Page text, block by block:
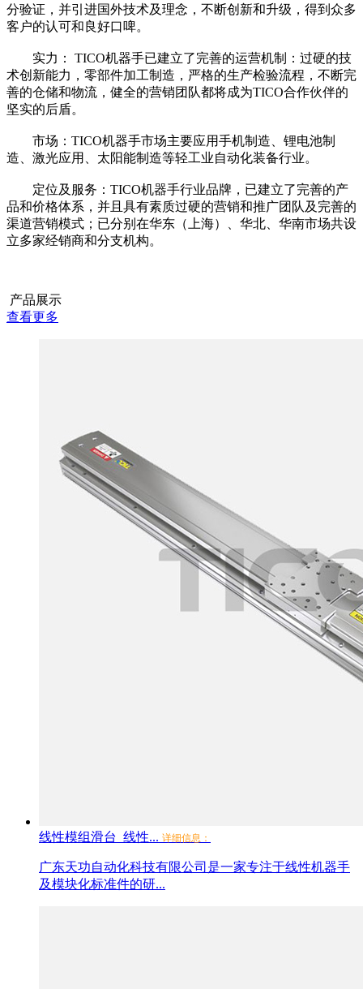
分验证，并引进国外技术及理念，不断创新和升级，得到众多
客户的认可和良好口啤。
实力： TICO机器手已建立了完善的运营机制：过硬的技
术创新能力，零部件加工制造，严格的生产检验流程，不断完
善的仓储和物流，健全的营销团队都将成为TICO合作伙伴的
坚实的后盾。
市场：TICO机器手市场主要应用手机制造、锂电池制
造、激光应用、太阳能制造等轻工业自动化装备行业。
定位及服务：TICO机器手行业品牌，已建立了完善的产
品和价格体系，并且具有素质过硬的营销和推广团队及完善的
渠道营销模式；已分别在华东（上海）、华北、华南市场共设
立多家经销商和分支机构。
产品展示
查看更多
线性模组滑台_线性... 详细信息：
广东天功自动化科技有限公司是一家专注于线性机器手
及模块化标准件的研...